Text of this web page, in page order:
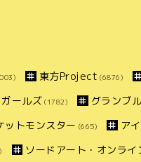
東方Project (6876)
ールズ (1782) グランブ
ットモンスター (665) ア
ソードアート・オンライ